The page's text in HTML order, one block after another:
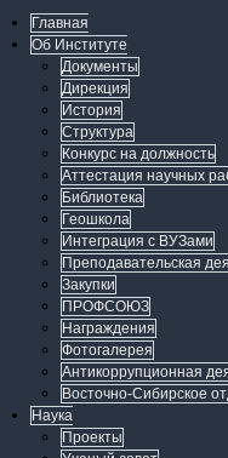
Главная
Об Институте
Документы
Дирекция
История
Структура
Конкурс на должность
Аттестация научных
Библиотека
Геошкола
Интеграция с ВУЗами
Преподавательская
Закупки
ПРОФСОЮЗ
Награждения
Фотогалерея
Антикоррупционная
Восточно-Сибирское
Наука
Проекты